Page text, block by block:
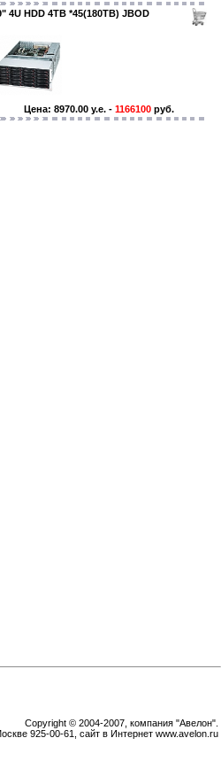
4U HDD 4TB *45(180TB) JBOD
Цена: 8970.00 y.e. - 1166100 руб.
Copyright © 2004-2007, компания "Авелон".
925-00-61, сайт в Интернет www.avelon.ru